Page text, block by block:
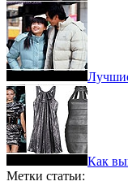
Как
Метки статьи: